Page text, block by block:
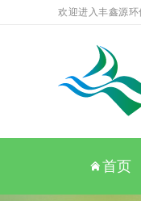
欢迎进入丰鑫源环
首页